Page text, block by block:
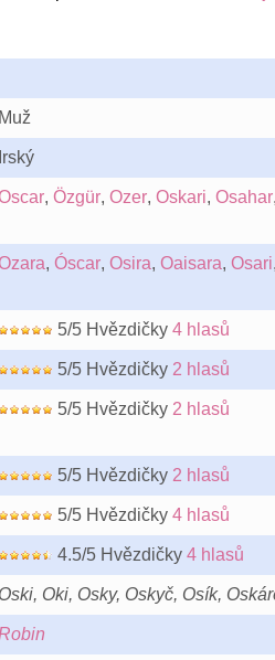
Muž
Irský
, Özgür, Ozer, Oskari, Osahar,
, Óscar, Osira, Oaisara, Osari,
5/5 Hvězdičky 4 hlasů
5/5 Hvězdičky 2 hlasů
5/5 Hvězdičky 2 hlasů
5/5 Hvězdičky 2 hlasů
5/5 Hvězdičky 4 hlasů
4.5/5 Hvězdičky 4 hlasů
Oski, Oki, Osky, Oskyč, Osík,